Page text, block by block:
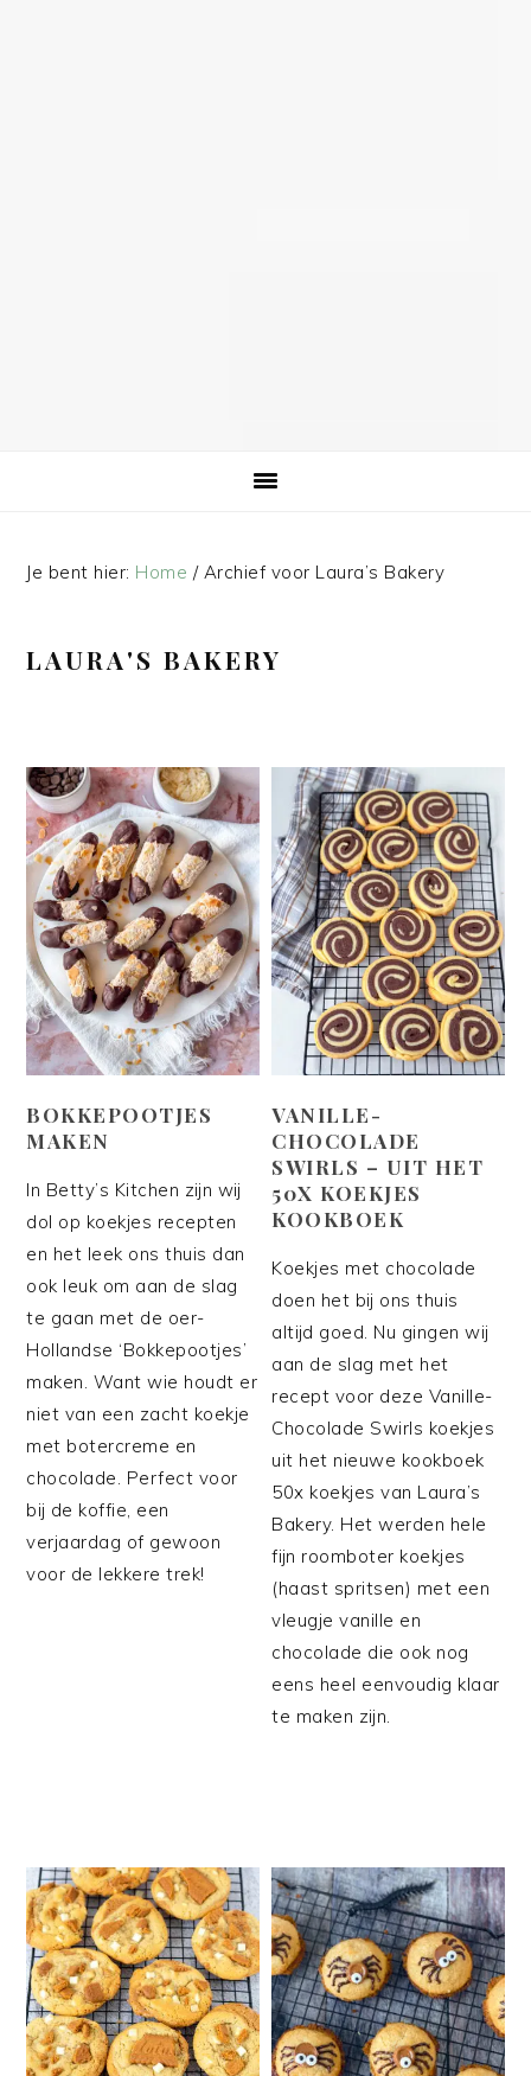
Je bent hier: Home /Archief voor Laura’s Bakery
LAURA'S BAKERY
BOKKEPOOTJES
MAKEN
In Betty’s Kitchen zijn wij
dol op koekjes recepten
en het leek ons thuis dan
ook leuk om aan de slag
te gaan met de oer-
Hollandse ‘Bokkepootjes’
maken. Want wie houdt er
niet van een zacht koekje
met botercreme en
chocolade. Perfect voor
bij de koffie, een
verjaardag of gewoon
voor de lekkere trek!
VANILLE-
CHOCOLADE
SWIRLS – UIT HET
50X KOEKJES
KOOKBOEK
Koekjes met chocolade
doen het bij ons thuis
altijd goed. Nu gingen wij
aan de slag met het
recept voor deze Vanille-
Chocolade Swirls koekjes
uit het nieuwe kookboek
50x koekjes van Laura’s
Bakery. Het werden hele
fijn roomboter koekjes
(haast spritsen) met een
vleugje vanille en
chocolade die ook nog
eens heel eenvoudig klaar
te maken zijn.